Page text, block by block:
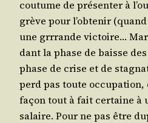
cou­tume de pré­sen­ter à
grève pour l’ob­te­nir
une grr­rande vic­toire…
dant la phase de baisse
phase de crise et de
perd pas toute occu­pa­tion,
façon tout à fait cer­taine à
salaire. Pour ne pas être